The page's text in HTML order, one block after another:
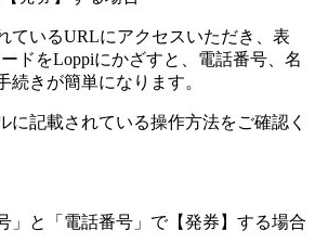
ているURLにアクセスいただき、表
ドをLoppiにかざすと、電話番号、名
続きが簡単になります。
記載されている操作方法をご確認く
と「電話番号」で【発券】する場合